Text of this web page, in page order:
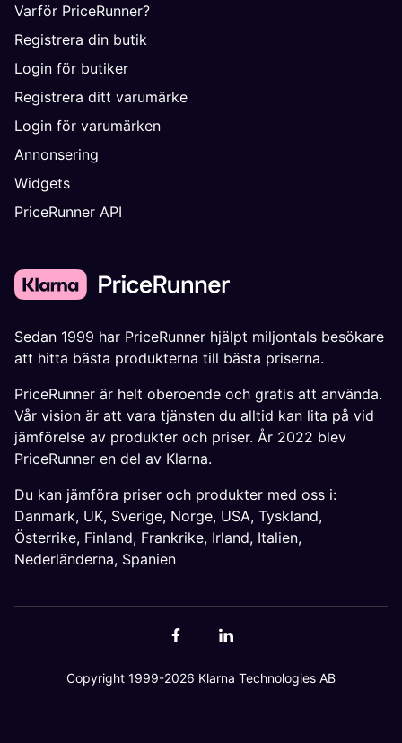
Varför PriceRunner?
Registrera din butik
Login för butiker
Registrera ditt varumärke
Login för varumärken
Annonsering
Widgets
PriceRunner API
Sedan 1999 har PriceRunner hjälpt miljontals besökare
att hitta bästa produkterna till bästa priserna.
PriceRunner är helt oberoende och gratis att använda.
Vår vision är att vara tjänsten du alltid kan lita på vid
jämförelse av produkter och priser. År 2022 blev
PriceRunner en del av Klarna.
Du kan jämföra priser och produkter med oss i:
Danmark, UK, Sverige, Norge, USA, Tyskland,
Österrike, Finland, Frankrike, Irland, Italien,
Nederländerna, Spanien
Copyright 1999-2026 Klarna Technologies AB